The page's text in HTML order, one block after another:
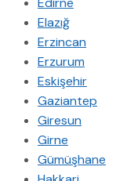
Elazığ
Erzincan
Erzurum
Eskişehir
Gaziantep
Giresun
Girne
Gümüşhane